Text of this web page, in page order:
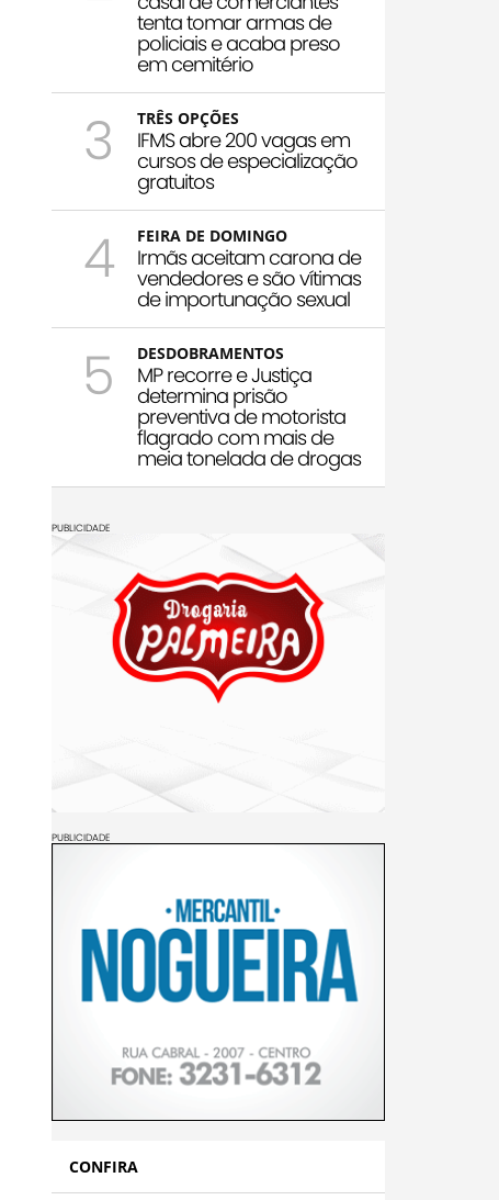
tenta tomar armas de
policiais e acaba preso
em cemitério
3 TRÊS OPÇÕES
IFMS abre 200 vagas em
cursos de especialização
gratuitos
4 FEIRA DE DOMINGO
Irmãs aceitam carona de
vendedores e são vítimas
de importunação sexual
5 DESDOBRAMENTOS
MP recorre e Justiça
determina prisão
preventiva de motorista
flagrado com mais de
meia tonelada de drogas
PUBLICIDADE
PUBLICIDADE
CONFIRA